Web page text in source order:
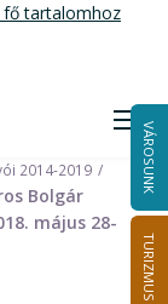
fő tartalomhoz
VÁROSUNK
TURIZMUS
2014-2019
Bolgár
május 28-